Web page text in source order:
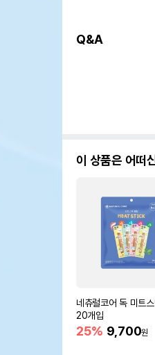
Q&A
이 상품은 어떠
네츄럴코어 독 미트
20개입
25% 9,700원